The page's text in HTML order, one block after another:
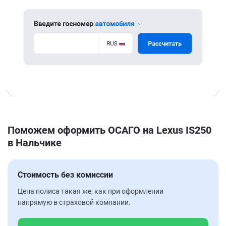
Поможем оформить ОСАГО на Lexus IS250
в Нальчике
Стоимость без комиссии
Цена полиса такая же, как при оформлении
напрямую в страховой компании.